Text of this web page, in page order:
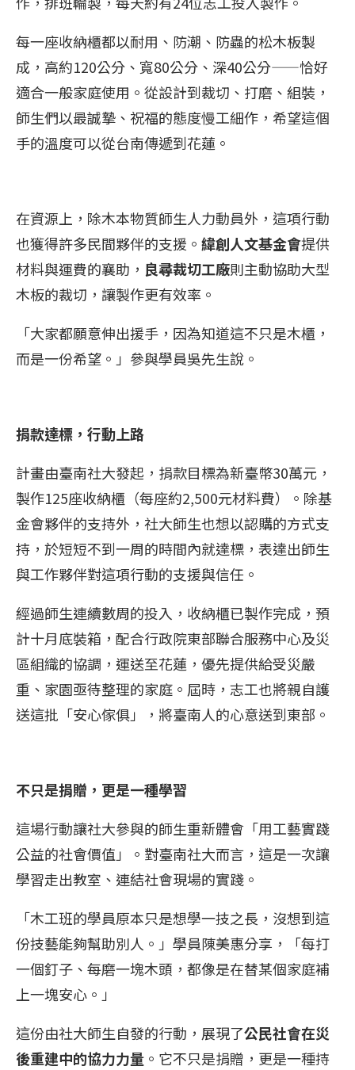
每一座收納櫃都以耐用、防潮、防蟲的松木板製
成，高約120公分、寬80公分、深40公分——恰好
適合一般家庭使用。從設計到裁切、打磨、組裝，
師生們以最誠摯、祝福的態度慢工細作，希望這個
手的溫度可以從台南傳遞到花蓮。
在資源上，除木本物質師生人力動員外，這項行動
也獲得許多民間夥伴的支援。 緯創人文基金會提供
材料與運費的襄助， 良尋裁切工廠則主動協助大型
木板的裁切，讓製作更有效率。
「大家都願意伸出援手，因為知道這不只是木櫃，
而是一份希望。」參與學員吳先生說。
捐款達標，行動上路
計畫由臺南社大發起，捐款目標為新臺幣30萬元，
製作125座收納櫃（每座約2,500元材料費）。除基
金會夥伴的支持外，社大師生也想以認購的方式支
持，於短短不到一周的時間內就達標，表達出師生
與工作夥伴對這項行動的支援與信任。
經過師生連續數周的投入，收納櫃已製作完成，預
計十月底裝箱，配合行政院東部聯合服務中心及災
區組織的協調，運送至花蓮，優先提供給受災嚴
重、家園亟待整理的家庭。屆時，志工也將親自護
送這批「安心傢俱」，將臺南人的心意送到東部。
不只是捐贈，更是一種學習
這場行動讓社大參與的師生重新體會「用工藝實踐
公益的社會價值」。對臺南社大而言，這是一次讓
學習走出教室、連結社會現場的實踐。
「木工班的學員原本只是想學一技之長，沒想到這
份技藝能夠幫助別人。」學員陳美惠分享，「每打
一個釘子、每磨一塊木頭，都像是在替某個家庭補
上一塊安心。」
這份由社大師生自發的行動，展現了公民社會在災
後重建中的協力力量 。它不只是捐贈，更是一種持